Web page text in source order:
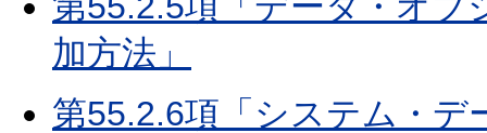
加方法」
第55.2.6項「システム・